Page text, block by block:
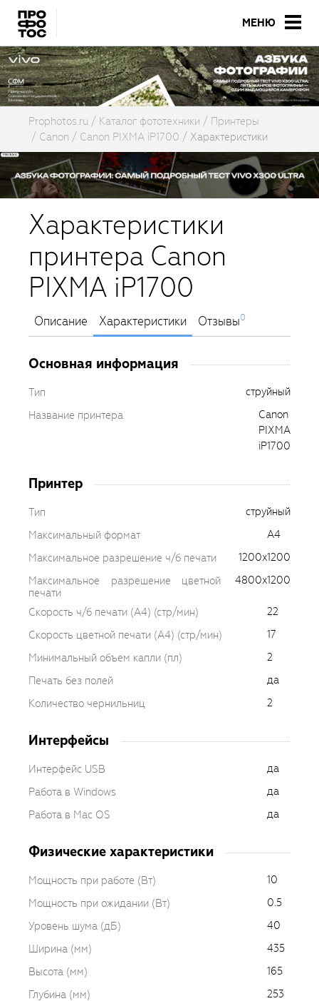
МЕНЮ
Prophotos.ru Каталог фототехники
Принтеры
Canon
Canon PIXMA iP1700 Характеристики
Характеристики
принтера Canon
PIXMA iP1700
Описание Характеристики Отзывы0
Основная информация
Тип
струйный
Название принтера
Canon
PIXMA
iP1700
Принтер
Тип
струйный
Максимальный формат
A4
Максимальное разрешение ч/б печати
1200x1200
Максимальное разрешение цветной
печати
4800x1200
Скорость ч/б печати (A4) (стр/мин)
22
Скорость цветной печати (A4) (стр/мин)
17
Минимальный объем капли (пл)
2
Печать без полей
да
Количество чернильниц
2
Интерфейсы
Интерфейс USB
да
Работа в Windows
да
Работа в Mac OS
да
Физические характеристики
Мощность при работе (Вт)
10
Мощность при ожидании (Вт)
0.5
Уровень шума (дБ)
40
Ширина (мм)
435
Высота (мм)
165
Глубина (мм)
253